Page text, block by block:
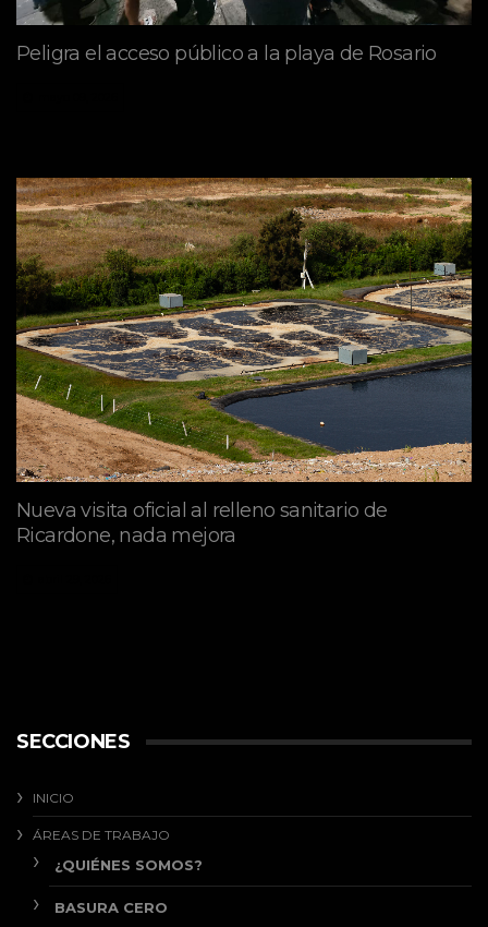
Peligra el acceso público a la playa de Rosario
Nueva visita oficial al relleno sanitario de
Ricardone, nada mejora
SECCIONES
INICIO
ÁREAS DE TRABAJO
¿QUIÉNES SOMOS?
BASURA CERO